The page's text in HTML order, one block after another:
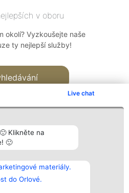
Live chat
Klikněte na
🙂
materiály.
do Orlové.
v oboru
okolí? Vyzkoušejte naše
ty nejlepší služby!
všech
laureátů
Kontakt